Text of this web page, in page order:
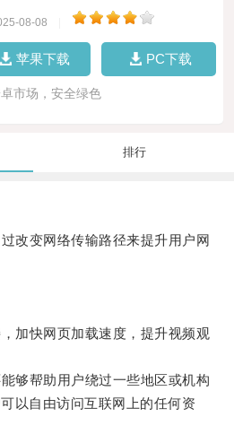
08-08
苹果下载 PC下载
市场，安全绿色
排行
变网络传输路径来提升用户网
快网页加载速度，提升视频观
帮助用户绕过一些地区或机构
以自由访问互联网上的任何资